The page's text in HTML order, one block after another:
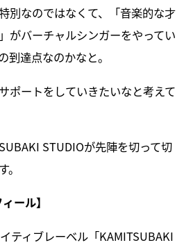
別なのではなくて、「音楽的な才
がバーチャルシンガーをやってい
到達点なのかなと。
ポートをしていきたいなと考えて
STUDIOが先陣を切って切
ール】
ティブレーベル「KAMITSUBAKI